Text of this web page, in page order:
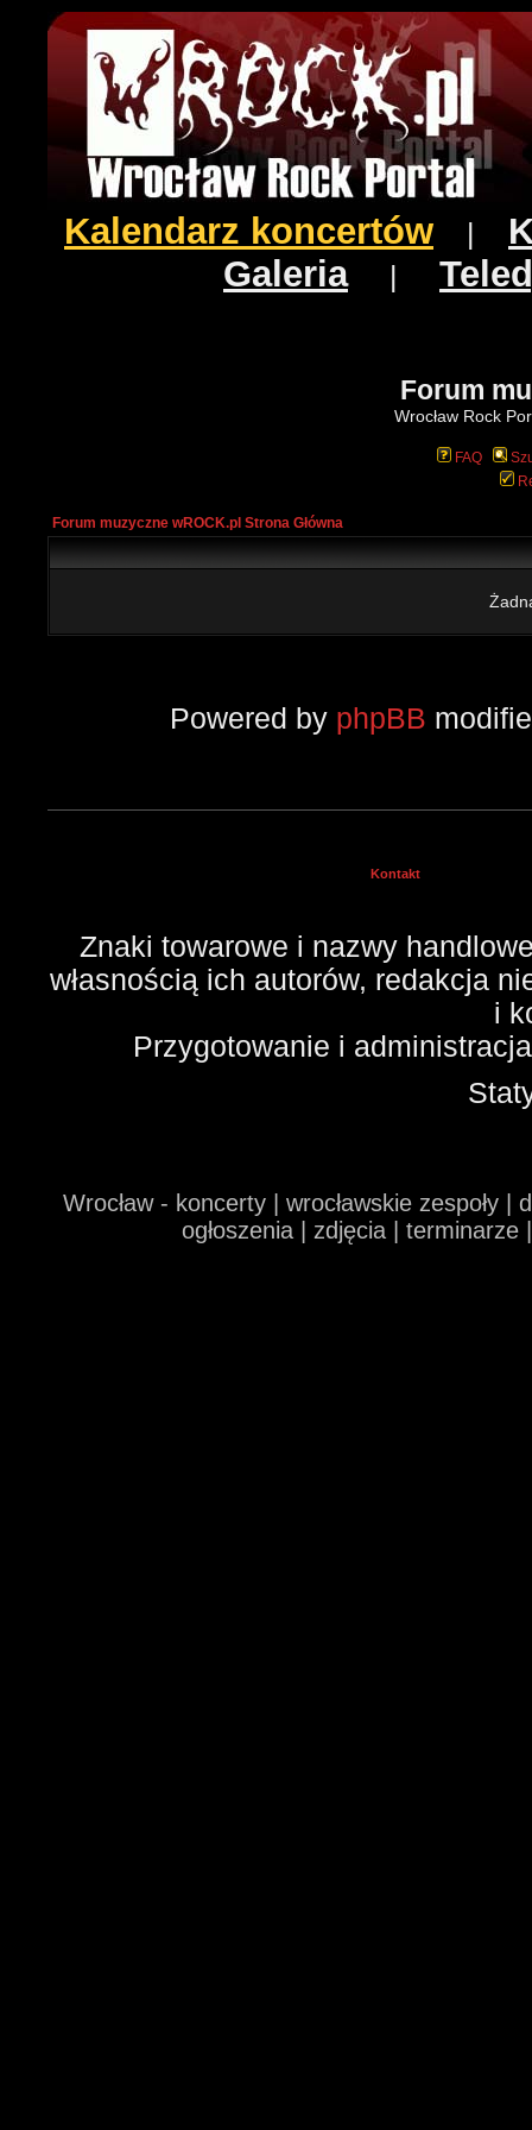
Kalendarz koncertów
Galeria|
Forum
Wrocław Rock
FAQ
Forum muzyczne wROCK.pl Strona Główna
Powered by phpBB
Kontakt
Znaki towarowe i nazwy
własnością ich autorów, redakcja
i
Przygotowanie i
Wrocław - koncerty | wrocławskie zespoły
ogłoszenia | zdjęcia |